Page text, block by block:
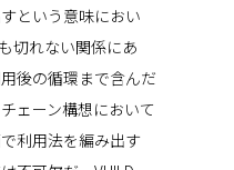
という意味におい
切れない関係にあ
後の循環まで含んだ
ェーン構想において
利用法を編み出す